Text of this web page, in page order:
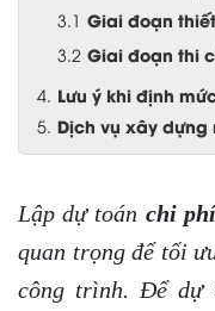
Giai đoạn
Giai đoạn thi
Lưu ý khi định
Dịch vụ xây
Lập dự toán chi
quan trọng để tối
công trình. Để dự